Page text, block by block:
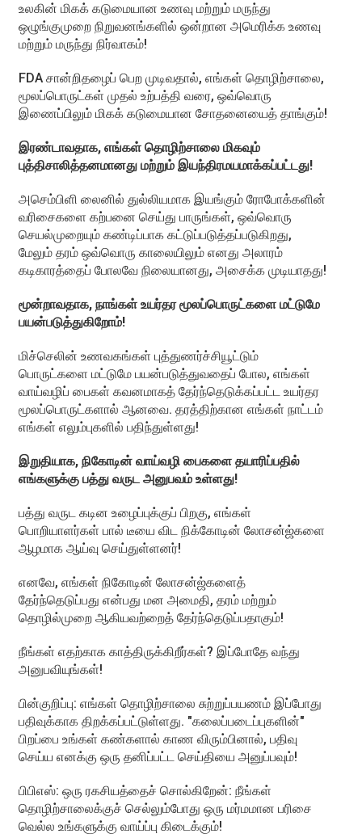
உலகின் மிகக் கடுமையான உணவு மற்றும் மருந்து
ஒழுங்குமுறை நிறுவனங்களில் ஒன்றான அமெரிக்க உணவு
மற்றும் மருந்து நிர்வாகம்!
FDA சான்றிதழைப் பெற முடிவதால், எங்கள் தொழிற்சாலை,
மூலப்பொருட்கள் முதல் உற்பத்தி வரை, ஒவ்வொரு
இணைப்பிலும் மிகக் கடுமையான சோதனையைத் தாங்கும்!
இரண்டாவதாக, எங்கள் தொழிற்சாலை மிகவும்
புத்திசாலித்தனமானது மற்றும் இயந்திரமயமாக்கப்பட்டது!
அசெம்பிளி லைனில் துல்லியமாக இயங்கும் ரோபோக்களின்
வரிசைகளை கற்பனை செய்து பாருங்கள், ஒவ்வொரு
செயல்முறையும் கண்டிப்பாக கட்டுப்படுத்தப்படுகிறது,
மேலும் தரம் ஒவ்வொரு காலையிலும் எனது அலாரம்
கடிகாரத்தைப் போலவே நிலையானது, அசைக்க முடியாதது!
மூன்றாவதாக, நாங்கள் உயர்தர மூலப்பொருட்களை மட்டுமே
பயன்படுத்துகிறோம்!
மிச்செலின் உணவகங்கள் புத்துணர்ச்சியூட்டும்
பொருட்களை மட்டுமே பயன்படுத்துவதைப் போல, எங்கள்
வாய்வழிப் பைகள் கவனமாகத் தேர்ந்தெடுக்கப்பட்ட உயர்தர
மூலப்பொருட்களால் ஆனவை. தரத்திற்கான எங்கள் நாட்டம்
எங்கள் எலும்புகளில் பதிந்துள்ளது!
இறுதியாக, நிகோடின் வாய்வழி பைகளை தயாரிப்பதில்
எங்களுக்கு பத்து வருட அனுபவம் உள்ளது!
பத்து வருட கடின உழைப்புக்குப் பிறகு, எங்கள்
பொறியாளர்கள் பால் டீயை விட நிக்கோடின் லோசன்ஜ்களை
ஆழமாக ஆய்வு செய்துள்ளனர்!
எனவே, எங்கள் நிகோடின் லோசன்ஜ்களைத்
தேர்ந்தெடுப்பது என்பது மன அமைதி, தரம் மற்றும்
தொழில்முறை ஆகியவற்றைத் தேர்ந்தெடுப்பதாகும்!
நீங்கள் எதற்காக காத்திருக்கிறீர்கள்? இப்போதே வந்து
அனுபவியுங்கள்!
பின்குறிப்பு: எங்கள் தொழிற்சாலை சுற்றுப்பயணம் இப்போது
பதிவுக்காக திறக்கப்பட்டுள்ளது. "கலைப்படைப்புகளின்"
பிறப்பை உங்கள் கண்களால் காண விரும்பினால், பதிவு
செய்ய எனக்கு ஒரு தனிப்பட்ட செய்தியை அனுப்பவும்!
பிபிஎஸ்: ஒரு ரகசியத்தைச் சொல்கிறேன்: நீங்கள்
தொழிற்சாலைக்குச் செல்லும்போது ஒரு மர்மமான பரிசை
வெல்ல உங்களுக்கு வாய்ப்பு கிடைக்கும்!